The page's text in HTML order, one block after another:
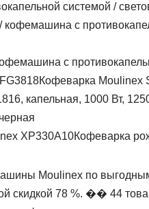
системой /
с
Кофеварка Moulinex
Кофеварка
Moulinex по
скидкой 78 %. ��️ 44